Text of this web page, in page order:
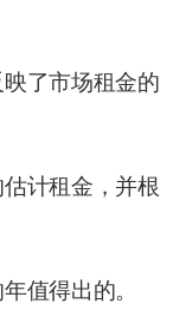
了市场租金的
计租金，并根
值得出的。